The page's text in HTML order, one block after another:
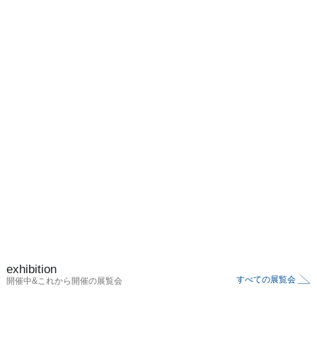
exhibition
開催中&これから開催の展覧会 すべての展覧会